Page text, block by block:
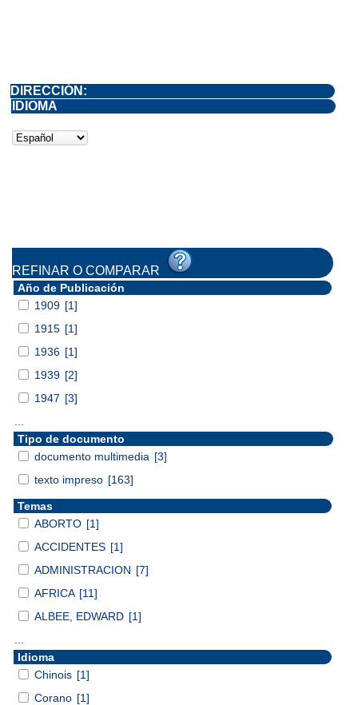
DIRECCIÓN:
IDIOMA
REFINAR O COMPARAR
Año de Publicación
1909 [1]
1915 [1]
1936 [1]
1939 [2]
1947 [3]
Tipo de documento
documento multimedia [3]
texto impreso [163]
Temas
ABORTO [1]
ACCIDENTES [1]
ADMINISTRACION [7]
AFRICA [11]
ALBEE, EDWARD [1]
Idioma
Chinois [1]
Corano [1]